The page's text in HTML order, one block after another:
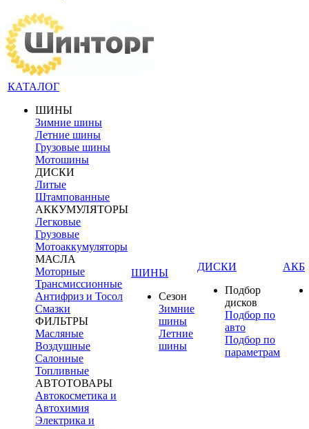
КАТАЛОГ
ШИНЫ
Зимние шины
Летние шины
Грузовые шины
Мотошины
ДИСКИ
Литые
Штампованные
АККУМУЛЯТОРЫ
Легковые
Грузовые
Мотоаккумуляторы
МАСЛА
Моторные
Трансмиссионные
Антифриз и Тосол
Смазки
ФИЛЬТРЫ
Масляные
Воздушные
Салонные
Топливные
АВТОТОВАРЫ
Автокосметика и
Автохимия
Электрика и
ШИНЫ
Сезон
Зимние
шины
Летние
шины
ДИСКИ
Подбор
дисков
Подбор по
авто
Подбор по
параметрам
АКБ